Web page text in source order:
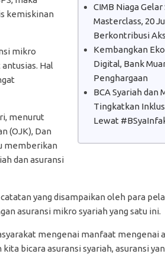
CIMB Niaga
Masterclass, 20
Berkontribusi
Kembangkan
Digital, Bank
Penghargaan
BCA Syariah dan
Tingkatkan
Lewat
kemiskinan
mikro
Hal
menurut
(OJK), Dan
memberikan
dan asuransi
yang disampaikan oleh para
asuransi mikro syariah yang satu ini.
mengenai manfaat mengenai
bicara asuransi syariah, asuransi